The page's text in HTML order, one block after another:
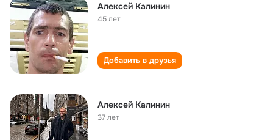
Алексей Калинин
45 лет
Добавить в друзья
Алексей Калинин
37 лет